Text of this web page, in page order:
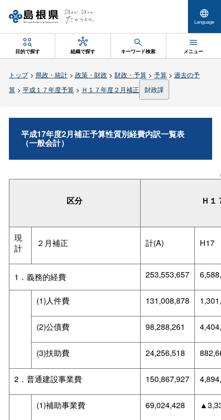
Language
目的で探す 組織で探す キーワード検索 メニュー
トップ> 県政・統計> 政策・財政 > 財政・予算> 予算> 過去の予
算> 平成１７年度予算> Ｈ１７年度２月補正 財政課
平成17年度2月補正予算性質別経費内訳一覧表
（一般会計）
区分 Ｈ１
現
計
２月補正 計(A) H17
1．義務的経費 253,553,657
(1)人件費 131,008,878
(2)公債費 98,288,261
(3)扶助費 24,256,518
2．普通建設事業費 150,867,927
(1)補助事業費 69,024,428